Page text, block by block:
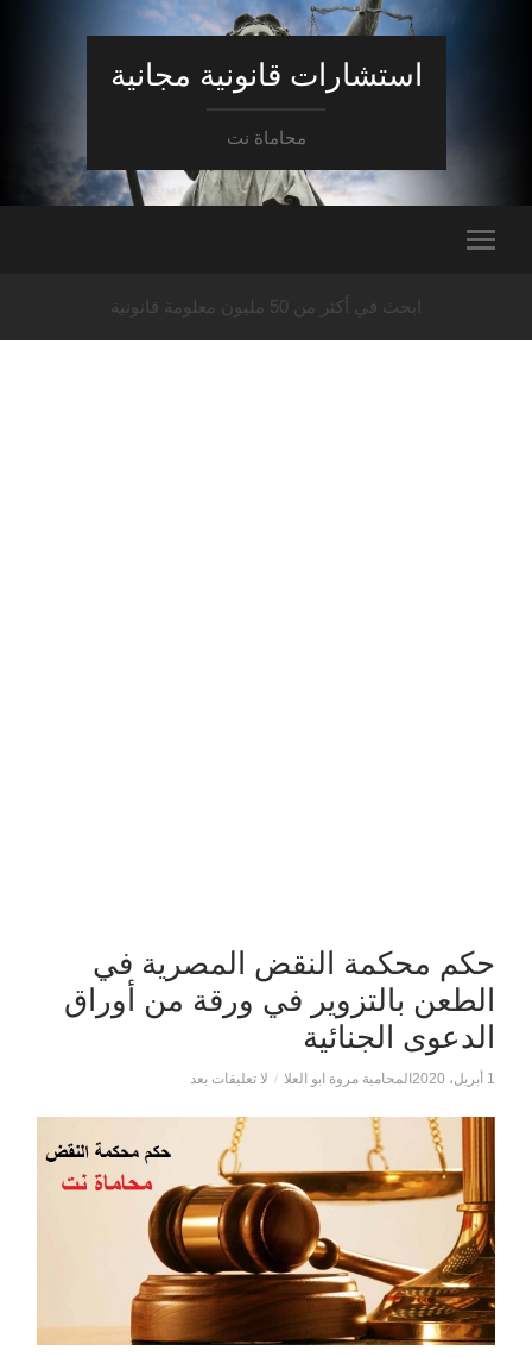
استشارات قانونية مجانية
محاماة نت
ابحث في أكثر من 50 مليون معلومة قانونية
حكم محكمة النقض المصرية في
الطعن بالتزوير في ورقة من أوراق
الدعوى الجنائية
1 أبريل، 2020 المحامية مروة ابو العلا / لا تعليقات بعد